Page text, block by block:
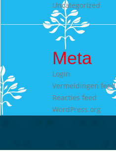
Uncategorized
Meta
Login
Vermeldingen feed
Reacties feed
WordPress.org